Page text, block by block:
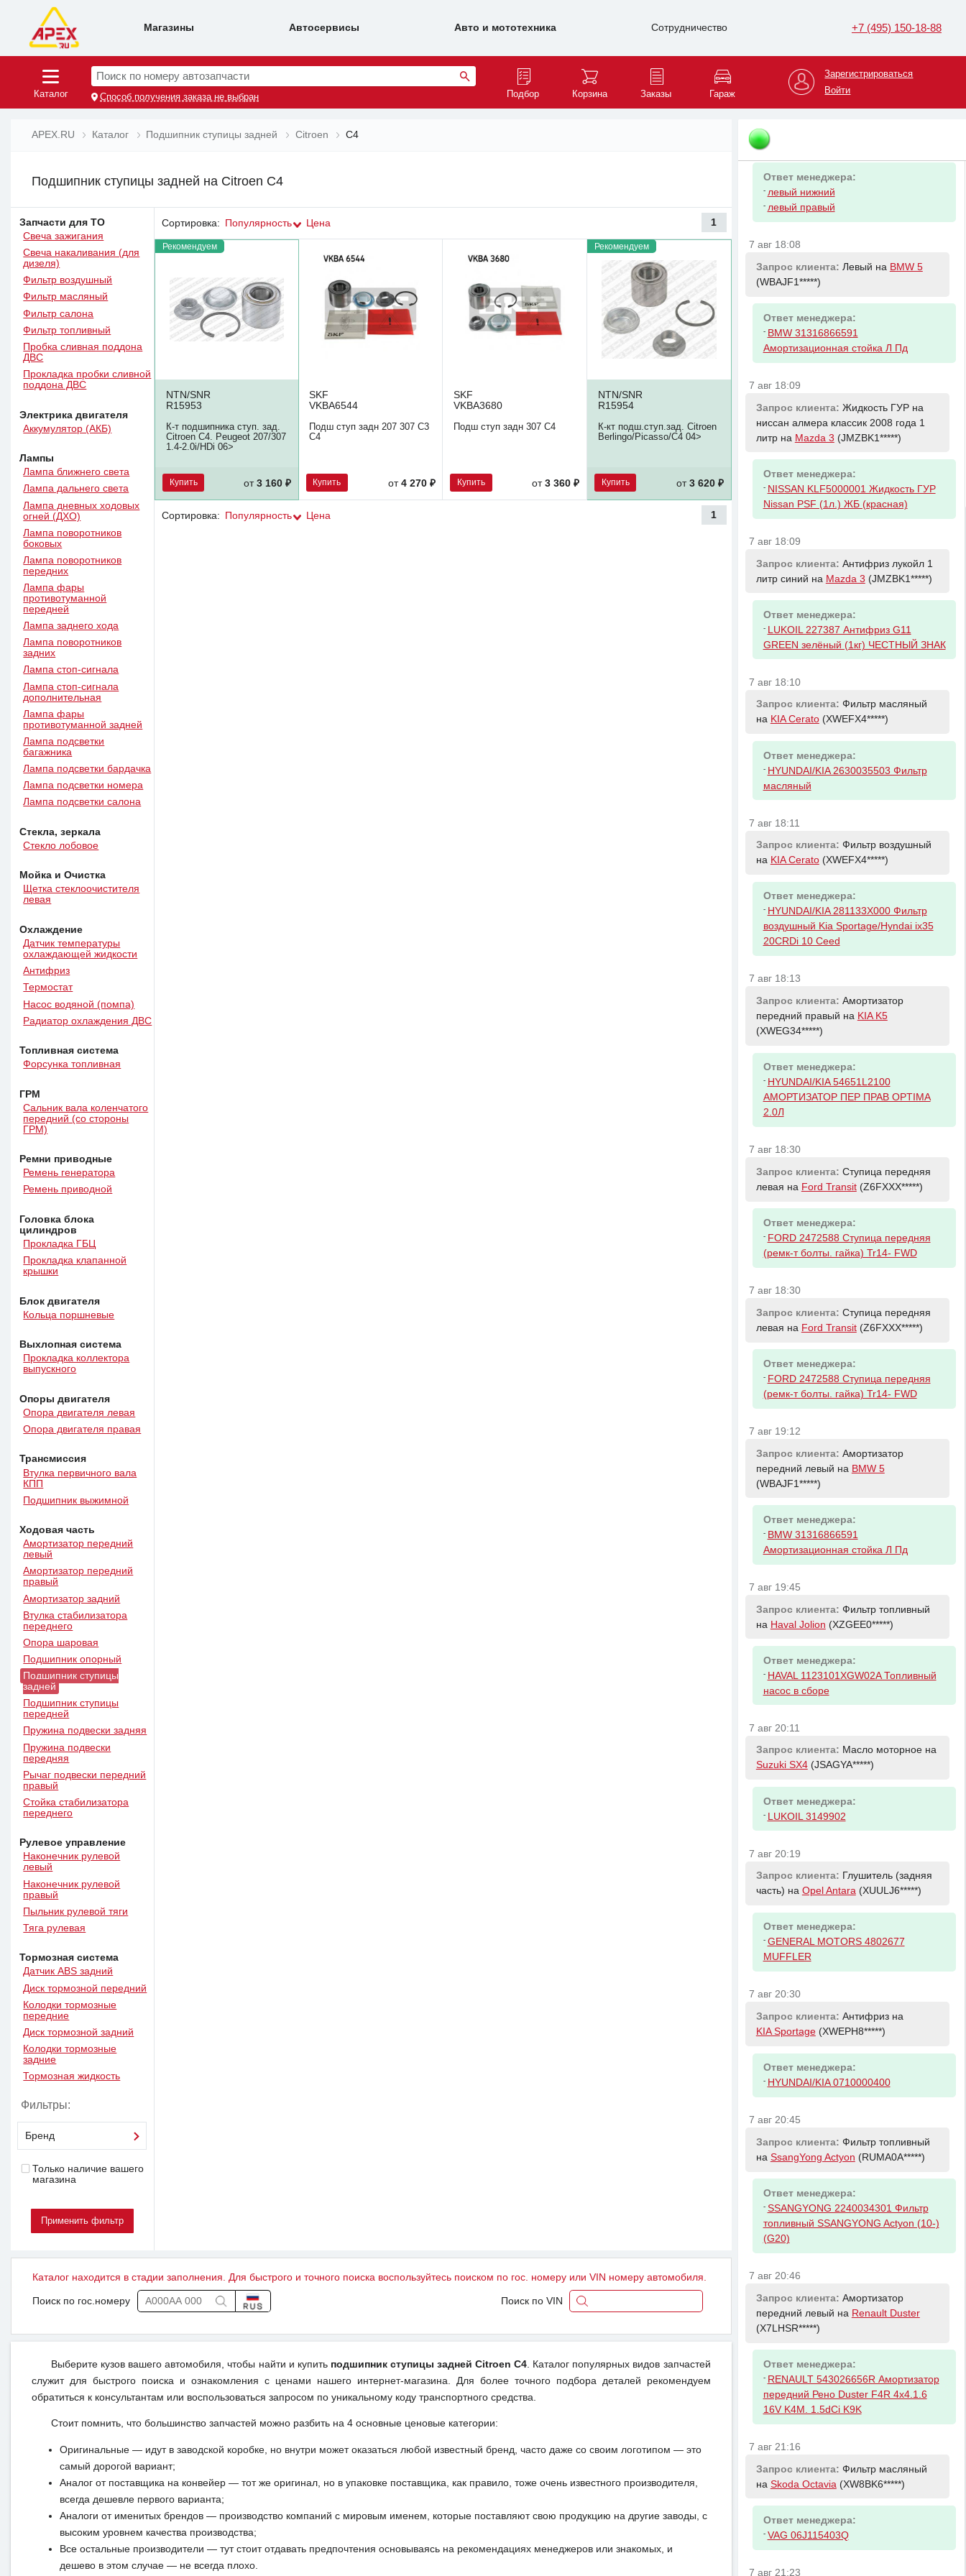
Магазины Автосервисы Авто и мототехника Сотрудничество +7 (495) 150-18-88
Каталог
Поиск по номеру автозапчасти
Способ получения заказа не выбран Подбор Корзина Заказы Гараж
Зарегистрироваться
Войти
APEX.RU Каталог Подшипник ступицы задней Citroen C4
Подшипник ступицы задней на Citroen C4
Запчасти для ТО
Свеча зажигания
Свеча накаливания (для
дизеля)
Фильтр воздушный
Фильтр масляный
Фильтр салона
Фильтр топливный
Пробка сливная поддона
ДВС
Прокладка пробки сливной
поддона ДВС
Электрика двигателя
Аккумулятор (АКБ)
Лампы
Лампа ближнего света
Лампа дальнего света
Лампа дневных ходовых
огней (ДХО)
Лампа поворотников
боковых
Лампа поворотников
передних
Лампа фары
противотуманной
передней
Лампа заднего хода
Лампа поворотников
задних
Лампа стоп-сигнала
Лампа стоп-сигнала
дополнительная
Лампа фары
противотуманной задней
Лампа подсветки
багажника
Лампа подсветки бардачка
Лампа подсветки номера
Лампа подсветки салона
Стекла, зеркала
Стекло лобовое
Мойка и Очистка
Щетка стеклоочистителя
левая
Охлаждение
Датчик температуры
охлаждающей жидкости
Антифриз
Термостат
Насос водяной (помпа)
Радиатор охлаждения ДВС
Топливная система
Форсунка топливная
ГРМ
Сальник вала коленчатого
передний (со стороны
ГРМ)
Ремни приводные
Ремень генератора
Ремень приводной
Головка блока
цилиндров
Прокладка ГБЦ
Прокладка клапанной
крышки
Блок двигателя
Кольца поршневые
Выхлопная система
Прокладка коллектора
выпускного
Опоры двигателя
Опора двигателя левая
Опора двигателя правая
Трансмиссия
Втулка первичного вала
КПП
Подшипник выжимной
Ходовая часть
Амортизатор передний
левый
Амортизатор передний
правый
Амортизатор задний
Втулка стабилизатора
переднего
Опора шаровая
Подшипник опорный
Подшипник ступицы
задней
Подшипник ступицы
передней
Пружина подвески задняя
Пружина подвески
передняя
Рычаг подвески передний
правый
Стойка стабилизатора
переднего
Рулевое управление
Наконечник рулевой
левый
Наконечник рулевой
правый
Пыльник рулевой тяги
Тяга рулевая
Тормозная система
Датчик ABS задний
Диск тормозной передний
Колодки тормозные
передние
Диск тормозной задний
Колодки тормозные
задние
Тормозная жидкость
Фильтры:
Бренд
Только наличие вашего
магазина
Сортировка: Популярность Цена 1
Рекомендуем
NTN/SNR
R15953
К-т подшипника ступ. зад.
Citroen C4. Peugeot 207/307
1.4-2.0i/HDi 06>
Купить от3 160 ₽
SKF
VKBA6544
Подш ступ задн 207 307 C3
C4
Купить от 4 270 ₽
SKF
VKBA3680
Подш ступ задн 307 C4
Купить от3 360 ₽
Рекомендуем
NTN/SNR
R15954
К-кт подш.ступ.зад. Citroen
Berlingo/Picasso/C4 04>
Купить от 3 620 ₽
Сортировка: Популярность Цена 1
Каталог находится в стадии заполнения. Для быстрого и точного поиска воспользуйтесь поиском по гос. номеру или VIN номеру автомобиля.
Поиск по гос.номеру Поиск по VIN
Выберите кузов вашего автомобиля, чтобы найти и купить подшипник ступицы задней Citroen C4 . Каталог популярных видов запчастей
служит для быстрого поиска и ознакомления с ценами нашего интернет-магазина. Для более точного подбора деталей рекомендуем
обратиться к консультантам или воспользоваться запросом по уникальному коду транспортного средства.
Стоит помнить, что большинство запчастей можно разбить на 4 основные ценовые категории:
Оригинальные — идут в заводской коробке, но внутри может оказаться любой известный бренд, часто даже со своим логотипом — это
самый дорогой вариант;
Аналог от поставщика на конвейер — тот же оригинал, но в упаковке поставщика, как правило, тоже очень известного производителя,
всегда дешевле первого варианта;
Аналоги от именитых брендов — производство компаний с мировым именем, которые поставляют свою продукцию на другие заводы, с
высоким уровнем качества производства;
Все остальные производители — тут стоит отдавать предпочтения основываясь на рекомендациях менеджеров или знакомых, и
дешево в этом случае — не всегда плохо.
HYUNDAI/KIA 0510000441 Масло
моторное синт. Turbo SYN Gasoline
7 авг 18:08
Запрос клиента:Рычаг передний
(WBAJF1*****)
Ответ менеджера:
- левый нижний
- левый правый
7 авг 18:08
Запрос клиента: Левый на BMW 5
(WBAJF1*****)
Ответ менеджера:
- BMW 31316866591
Амортизационная стойка Л Пд
7 авг 18:09
Запрос клиента: Жидкость ГУР на
ниссан алмера классик 2008 года 1
литр на Mazda 3 (JMZBK1*****)
Ответ менеджера:
- NISSAN KLF5000001 Жидкость ГУР
Nissan PSF (1л.) ЖБ (красная)
7 авг 18:09
Запрос клиента: Антифриз лукойл 1
литр синий на Mazda 3 (JMZBK1*****)
Ответ менеджера:
- LUKOIL 227387 Антифриз G11
GREEN зелёный (1кг) ЧЕСТНЫЙ ЗНАК
7 авг 18:10
Запрос клиента: Фильтр масляный
на KIA Cerato(XWEFX4*****)
Ответ менеджера:
- HYUNDAI/KIA 2630035503 Фильтр
масляный
7 авг 18:11
Запрос клиента: Фильтр воздушный
на KIA Cerato(XWEFX4*****)
Ответ менеджера:
- HYUNDAI/KIA 281133X000 Фильтр
воздушный Kia Sportage/Hyndai ix35
20CRDi 10 Ceed
7 авг 18:13
Запрос клиента: Амортизатор
передний правый на KIA K5
(XWEG34*****)
Ответ менеджера:
- HYUNDAI/KIA 54651L2100
АМОРТИЗАТОР ПЕР ПРАВ OPTIMA
2.0Л
7 авг 18:30
Запрос клиента: Ступица передняя
левая на Ford Transit(Z6FXXX*****)
Ответ менеджера:
- FORD 2472588 Ступица передняя
(ремк-т болты. гайка) Tr14- FWD
7 авг 18:30
Запрос клиента: Ступица передняя
левая на Ford Transit(Z6FXXX*****)
Ответ менеджера:
- FORD 2472588 Ступица передняя
(ремк-т болты. гайка) Tr14- FWD
7 авг 19:12
Запрос клиента: Амортизатор
передний левый на BMW 5
(WBAJF1*****)
Ответ менеджера:
- BMW 31316866591
Амортизационная стойка Л Пд
7 авг 19:45
Запрос клиента: Фильтр топливный
на Haval Jolion (XZGEE0*****)
Ответ менеджера:
- HAVAL 1123101XGW02A Топливный
насос в сборе
7 авг 20:11
Запрос клиента: Масло моторное на
Suzuki SX4(JSAGYA*****)
Ответ менеджера:
- LUKOIL 3149902
7 авг 20:19
Запрос клиента: Глушитель (задняя
часть) на Opel Antara(XUULJ6*****)
Ответ менеджера:
- GENERAL MOTORS 4802677
MUFFLER
7 авг 20:30
Запрос клиента: Антифриз на
KIA Sportage(XWEPH8*****)
Ответ менеджера:
- HYUNDAI/KIA 0710000400
7 авг 20:45
Запрос клиента: Фильтр топливный
на SsangYong Actyon (RUMA0A*****)
Ответ менеджера:
- SSANGYONG 2240034301 Фильтр
топливный SSANGYONG Actyon (10-)
(G20)
7 авг 20:46
Запрос клиента: Амортизатор
передний левый на Renault Duster
(X7LHSR*****)
Ответ менеджера:
- RENAULT 543026656R Амортизатор
передний Рено Duster F4R 4x4.1.6
16V K4M. 1.5dCi K9K
7 авг 21:16
Запрос клиента: Фильтр масляный
на Skoda Octavia (XW8BK6*****)
Ответ менеджера:
- VAG 06J115403Q
7 авг 21:23